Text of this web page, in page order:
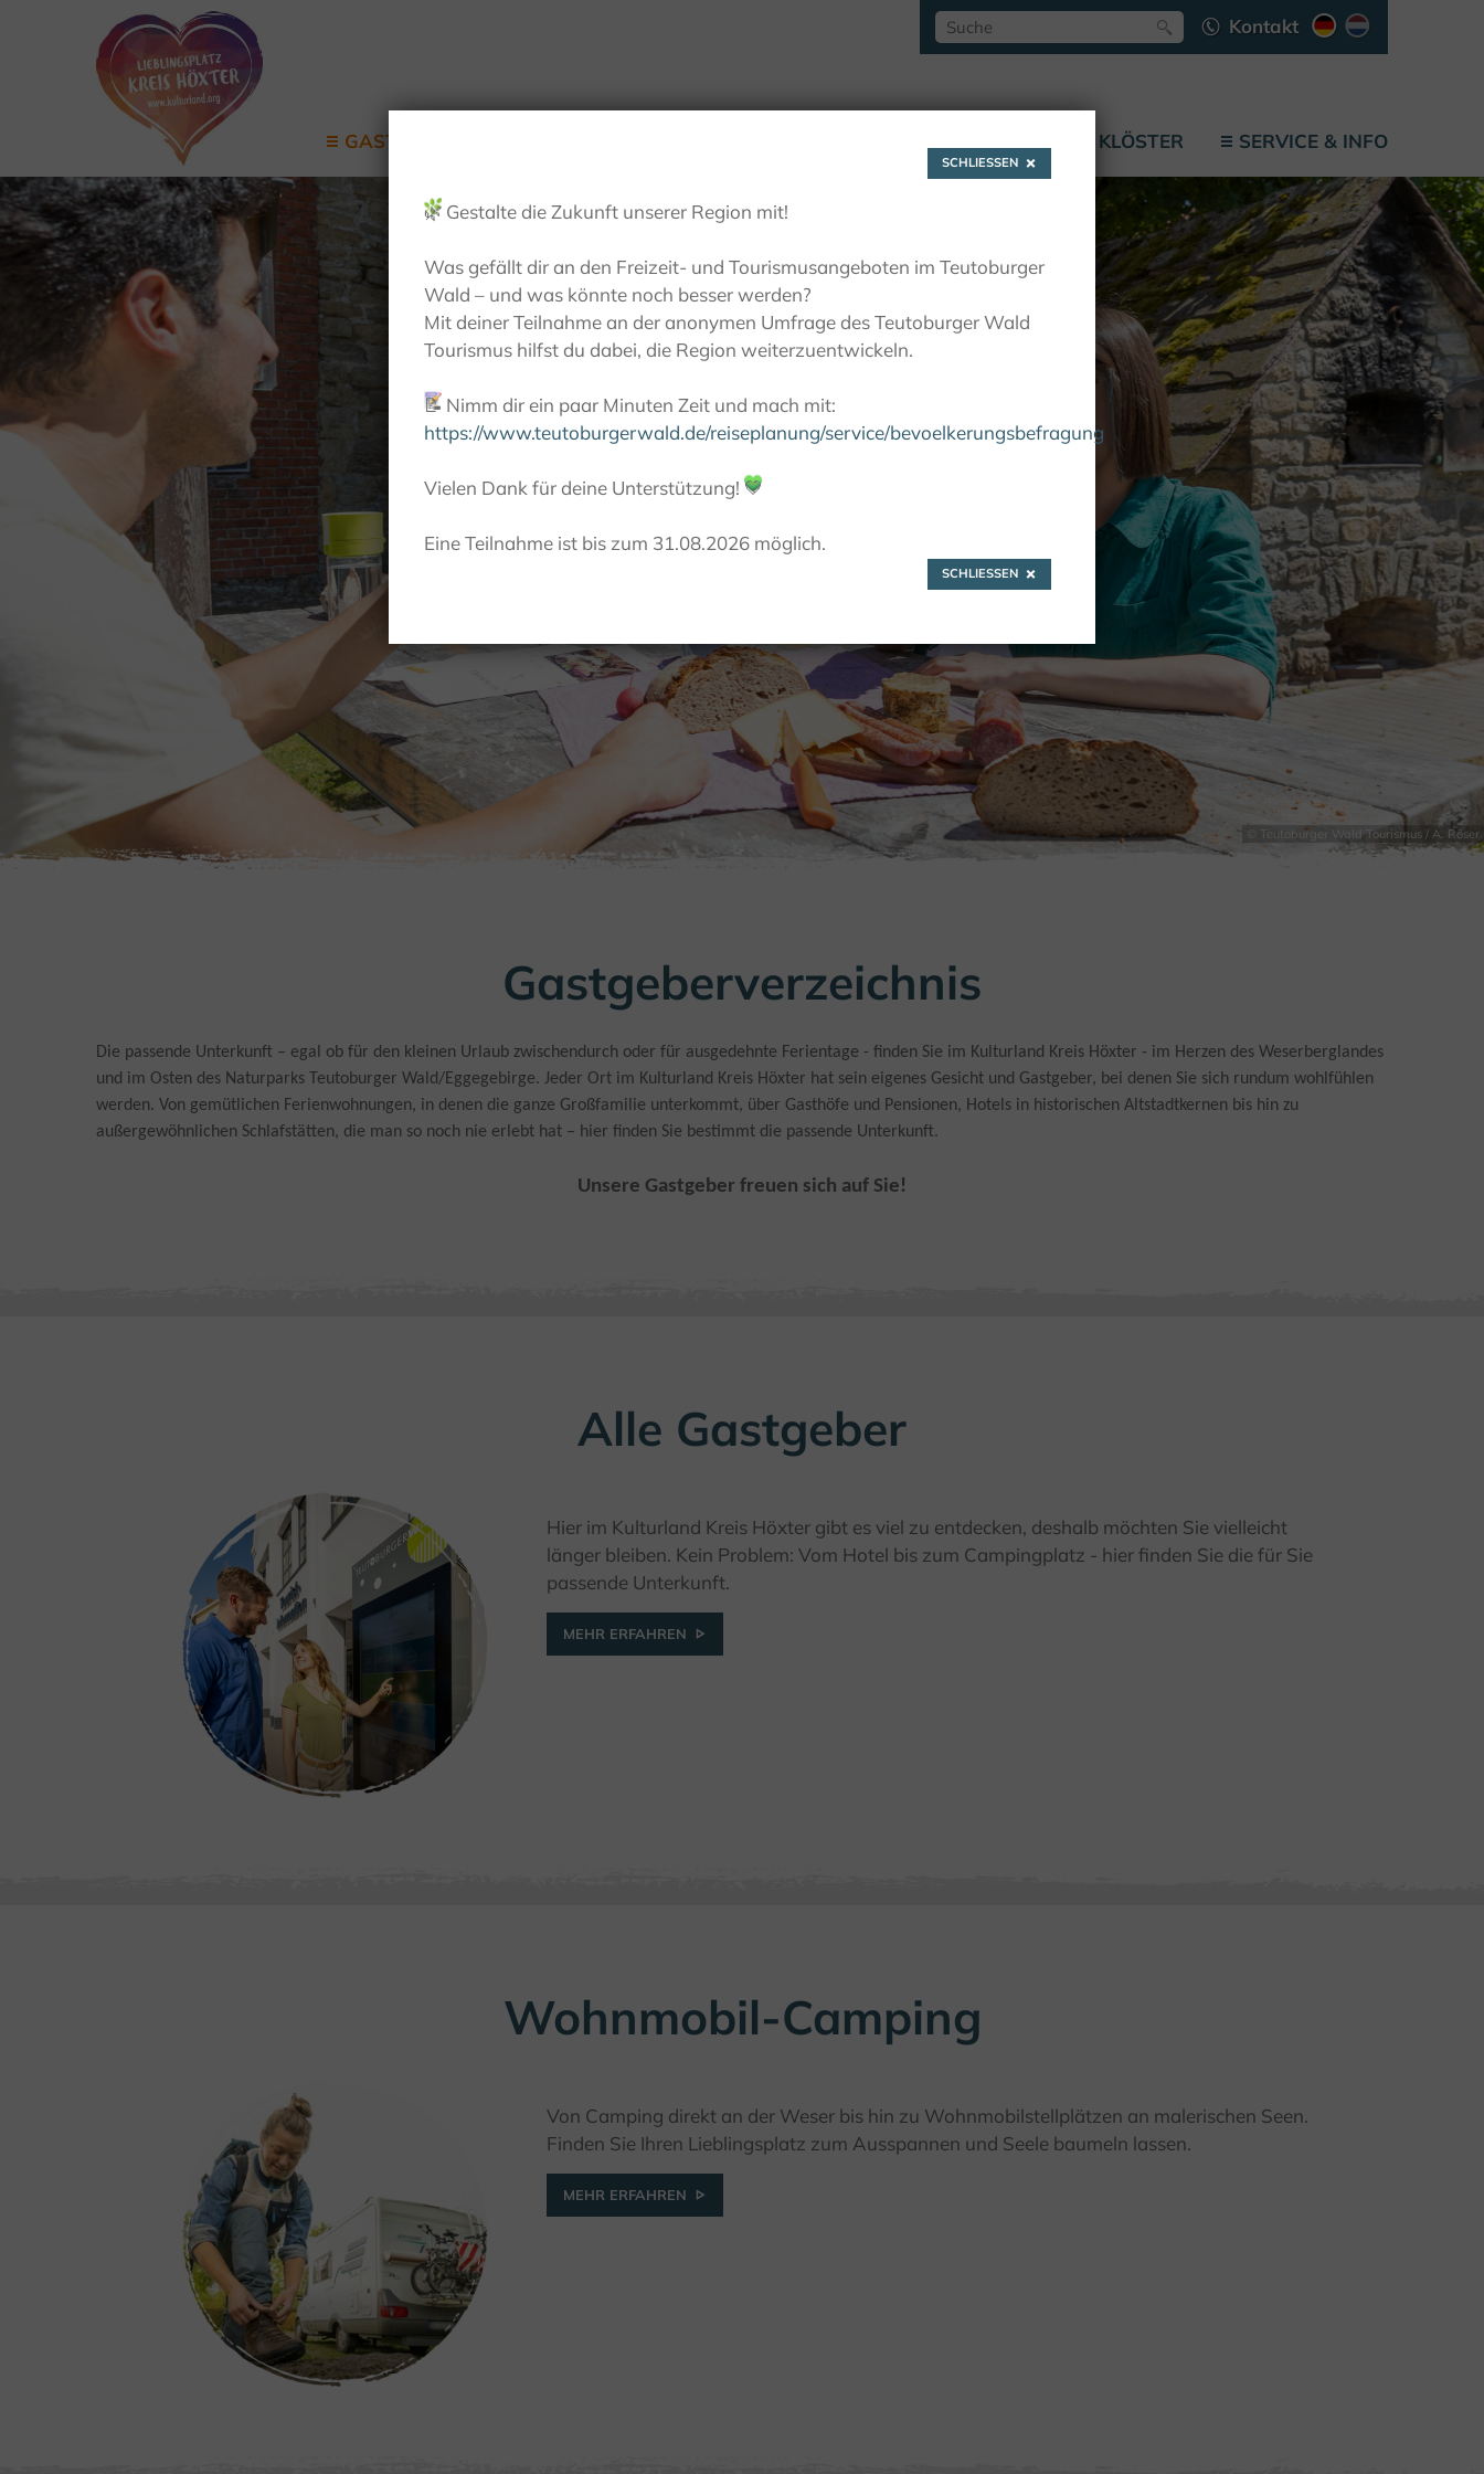
Kontakt
GASTGEBER KLÖSTER SERVICE & INFO
Gastgeber
© Teutoburger Wald Tourismus / A. Röser
Gastgeberverzeichnis
Die passende Unterkunft – egal ob für den kleinen Urlaub zwischendurch oder für ausgedehnte Ferientage - finden Sie im Kulturland Kreis Höxter - im Herzen des Weserberglandes
und im Osten des Naturparks Teutoburger Wald/Eggegebirge. Jeder Ort im Kulturland Kreis Höxter hat sein eigenes Gesicht und Gastgeber, bei denen Sie sich rundum wohlfühlen
werden. Von gemütlichen Ferienwohnungen, in denen die ganze Großfamilie unterkommt, über Gasthöfe und Pensionen, Hotels in historischen Altstadtkernen bis hin zu
außergewöhnlichen Schlafstätten, die man so noch nie erlebt hat – hier finden Sie bestimmt die passende Unterkunft.
Unsere Gastgeber freuen sich auf Sie!
Alle Gastgeber
Hier im Kulturland Kreis Höxter gibt es viel zu entdecken, deshalb möchten Sie vielleicht
länger bleiben. Kein Problem: Vom Hotel bis zum Campingplatz - hier finden Sie die für Sie
passende Unterkunft.
MEHR ERFAHREN
Wohnmobil-Camping
Von Camping direkt an der Weser bis hin zu Wohnmobilstellplätzen an malerischen Seen.
Finden Sie Ihren Lieblingsplatz zum Ausspannen und Seele baumeln lassen.
MEHR ERFAHREN
SCHLIESSEN
🌿 Gestalte die Zukunft unserer Region mit!
Was gefällt dir an den Freizeit- und Tourismusangeboten im Teutoburger
Wald – und was könnte noch besser werden?
Mit deiner Teilnahme an der anonymen Umfrage des Teutoburger Wald
Tourismus hilfst du dabei, die Region weiterzuentwickeln.
📝 Nimm dir ein paar Minuten Zeit und mach mit:
https://www.teutoburgerwald.de/reiseplanung/service/bevoelkerungsbefragung
Vielen Dank für deine Unterstützung! 💚
Eine Teilnahme ist bis zum 31.08.2026 möglich.
SCHLIESSEN